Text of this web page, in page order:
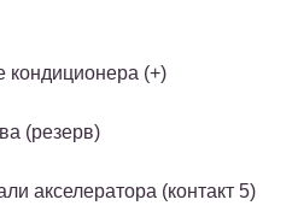
кондиционера (+)
(резерв)
акселератора (контакт 5)